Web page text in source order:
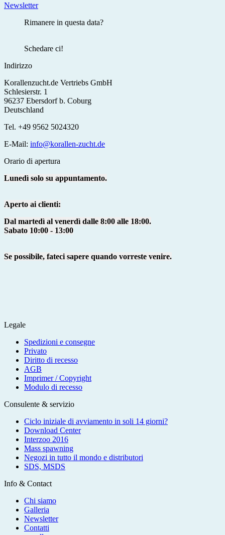
Newsletter
Rimanere in questa data?
Schedare ci!
Indirizzo
Korallenzucht.de Vertriebs GmbH
Schlesierstr. 1
96237 Ebersdorf b. Coburg
Deutschland
Tel. +49 9562 5024320
E-Mail: info@korallen-zucht.de
Orario di apertura
Lunedì solo su appuntamento.
Aperto ai clienti:
Dal martedì al venerdì dalle 8:00 alle 18:00.
Sabato 10:00 - 13:00
Se possibile, fateci sapere quando vorreste venire.
Legale
Spedizioni e consegne
Privato
Diritto di recesso
AGB
Imprimer / Copyright
Modulo di recesso
Consulente & servizio
Ciclo iniziale di avviamento in soli 14 giorni?
Download Center
Interzoo 2016
Mass spawning
Negozi in tutto il mondo e distributori
SDS, MSDS
Info & Contact
Chi siamo
Galleria
Newsletter
Contatti